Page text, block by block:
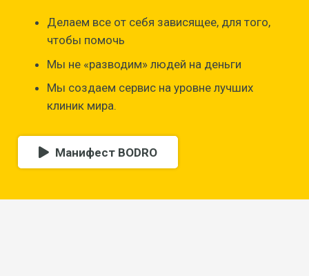
Делаем все от себя зависящее, для того,
чтобы помочь
Мы не «разводим» людей на деньги
Мы создаем сервис на уровне лучших
клиник мира.
Манифест BODRO